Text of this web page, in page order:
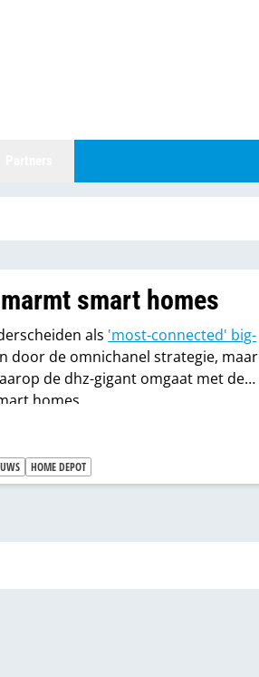
smart homes
als 'most-connected' big-
door de omnichanel strategie, maar
de dhz-gigant omgaat met de
homes.
HOME DEPOT